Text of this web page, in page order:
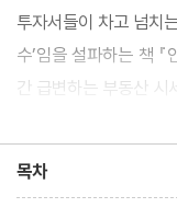
투자서들이 차고 넘치
수’임을 설파하는 책
간 급변하는 부동산 시
드를 기자로서 가장
입문서를 자신의 첫 책
목차